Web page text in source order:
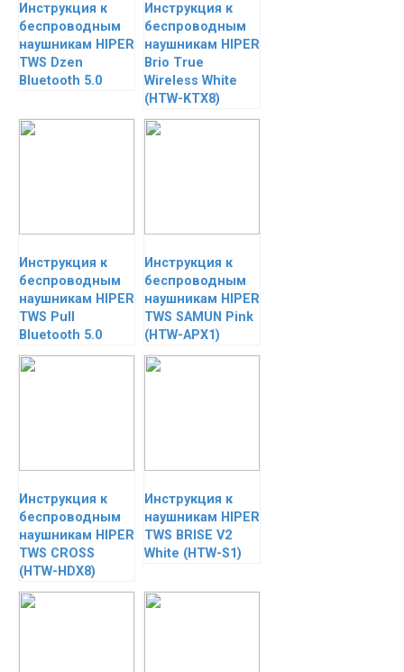
Инструкция к
беспроводным
наушникам HIPER
TWS Dzen
Bluetooth 5.0
Инструкция к
беспроводным
наушникам HIPER
Brio True
Wireless White
(HTW-KTX8)
Инструкция к
беспроводным
наушникам HIPER
TWS Pull
Bluetooth 5.0
Инструкция к
беспроводным
наушникам HIPER
TWS SAMUN Pink
(HTW-APX1)
Инструкция к
беспроводным
наушникам HIPER
TWS CROSS
(HTW-HDX8)
Инструкция к
наушникам HIPER
TWS BRISE V2
White (HTW-S1)